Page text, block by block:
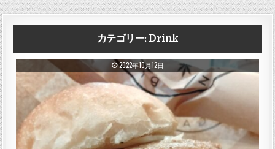
カテゴリー:Drink
PUBLISHED DATE:
2022年10月12日